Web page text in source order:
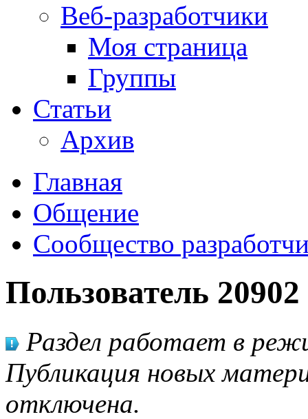
Веб-разработчики
Моя страница
Группы
Статьи
Архив
Главная
Общение
Сообщество
Пользователь 20902
Раздел работает в
Публикация новых
отключена.